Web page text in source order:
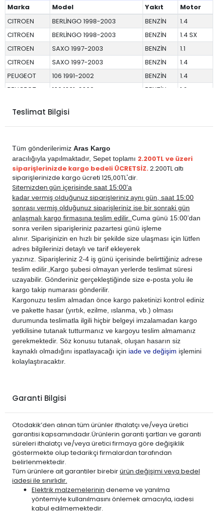
Marka Model Yakıt
Motor
CITROEN
BERLİNGO 1998-2003 BENZİN
1.4
CITROEN
BERLİNGO 1998-2003 BENZİN
1.4 SX
CITROEN
SAXO 1997-2003 BENZİN
1.1
CITROEN
SAXO 1997-2003 BENZİN
1.4
PEUGEOT
106 1991-2002 BENZİN
1.4
PEUGEOT
106 1991-2002 BENZİN
1.6
PEUGEOT
PARTNER 1998-2008
Teslimat Bilgisi
Tüm gönderilerimiz Aras Kargo
aracılığıyla yapılmaktadır, Sepet toplamı 2.200TL ve üzeri
siparişlerinizde kargo bedeli ÜCRETSİZ.2.200TL altı
siparişlerinizde kargo ücreti 125,00TL'dir.
Sitemizden gün içerisinde saat 15:00'a
kadar vermiş olduğunuz siparişleriniz aynı gün, saat 15:00
sonrası vermiş olduğunuz siparişleriniz ise bir sonraki gün
anlaşmalı kargo firmasına teslim edilir. Cuma günü 15:00’dan
sonra verilen siparişleriniz pazartesi günü işleme
alınır. Siparişinizin en hızlı bir şekilde size ulaşması için lütfen
adres bilgilerinizi detaylı ve tarif ekleyerek
yazınız. Siparişleriniz 2-4 iş günü içerisinde belirttiğiniz adrese
teslim edilir., Kargo şubesi olmayan yerlerde teslimat süresi
uzayabilir. Gönderiniz gerçekleştiğinde size e-posta yolu ile
kargo takip numarası gönderilir.
Kargonuzu teslim almadan önce kargo paketinizi kontrol ediniz
ve pakette hasar (yırtık, ezilme, ıslanma, vb.) olması
durumunda teslimatla ilgili hiçbir belgeyi imzalamadan kargo
yetkilisine tutanak tutturmanız ve kargoyu teslim almamanız
gerekmektedir. Söz konusu tutanak, oluşan hasarın siz
kaynaklı olmadığını ispatlayacağı için iade ve değişim işlemini
kolaylaştıracaktır.
Garanti Bilgisi
Otodakik’den alınan tüm ürünler ithalatçı ve/veya üretici
garantisi kapsamındadır.Ürünlerin garanti şartları ve garanti
süreleri ithalatçı ve/veya üretici firmaya göre değişiklik
göstermekte olup tedarikçi firmalardan tarafından
belirlenmektedir.
Tüm ürünlere ait garantiler birebirürün değişimi veya bedel
iadesi ile sınırlıdır.
Elektrik malzemelerinin deneme ve yanılma
yöntemiyle kullanılmasını önlemek amacıyla, iadesi
kabul edilmemektedir.